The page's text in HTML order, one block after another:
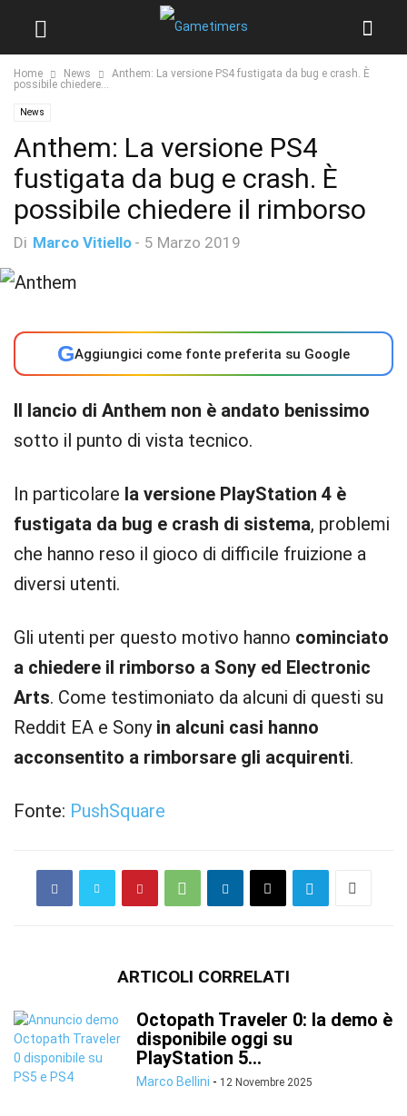
Home News
Anthem: La versione PS4 fustigata da bug e crash. È
possibile chiedere...
News
Anthem: La versione PS4
fustigata da bug e crash. È
possibile chiedere il rimborso
Di Marco Vitiello - 5 Marzo 2019
GAggiungici come fonte preferita su Google
Il lancio di Anthem non è andato benissimo
sotto il punto di vista tecnico.
In particolare la versione PlayStation 4 è
fustigata da bug e crash di sistema, problemi
che hanno reso il gioco di difficile fruizione a
diversi utenti.
Gli utenti per questo motivo hanno cominciato
a chiedere il rimborso a Sony ed Electronic
Arts. Come testimoniato da alcuni di questi su
Reddit EA e Sony in alcuni casi hanno
acconsentito a rimborsare gli acquirenti.
Fonte: PushSquare
ARTICOLI CORRELATI
Octopath Traveler 0: la demo è
disponibile oggi su
PlayStation 5...
Marco Bellini - 12 Novembre 2025